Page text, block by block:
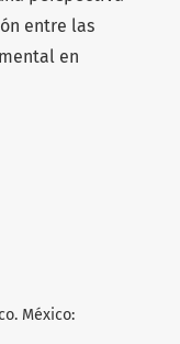
entre las
en
México: